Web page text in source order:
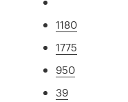
1180
1775
950
39